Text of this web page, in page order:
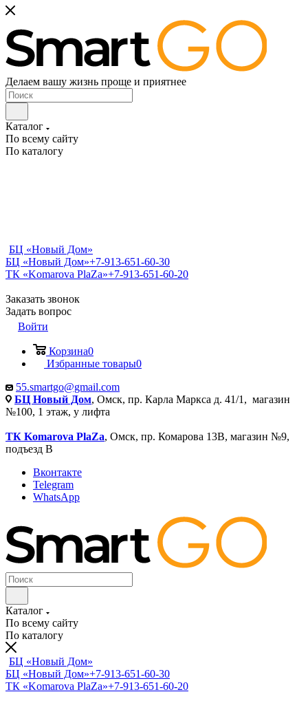
Делаем вашу жизнь проще и приятнее
Каталог
По всему сайту
По каталогу
БЦ «Новый Дом»
БЦ «Новый Дом»+7-913-651-60-30
ТК «Komarova PlaZa»+7-913-651-60-20
Заказать звонок
Задать вопрос
Войти
Корзина0
Избранные товары0
55.smartgo@gmail.com
БЦ Новый Дом, Омск, пр. Карла Маркса д. 41/1, магазин
№100, 1 этаж, у лифта
ТК Komarova PlaZa, Омск, пр. Комарова 13В, магазин №9,
подъезд В
Вконтакте
Telegram
WhatsApp
Каталог
По всему сайту
По каталогу
БЦ «Новый Дом»
БЦ «Новый Дом»+7-913-651-60-30
ТК «Komarova PlaZa»+7-913-651-60-20